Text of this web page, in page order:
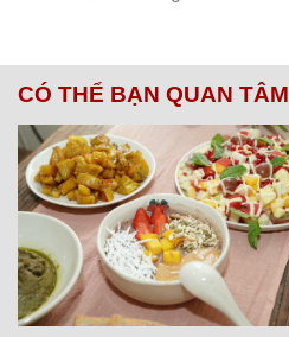
CÓ THỂ BẠN QUAN TÂM